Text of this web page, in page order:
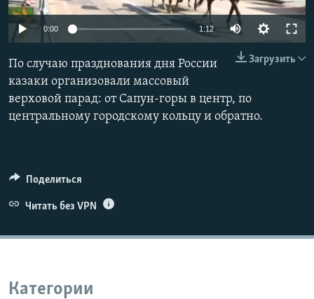
ПОБЕДИТЕЛЕЙ НЕ СУДЯТ?
КРЫМ.НЕПОКОРЕННЫЙ
ELIFBE
УКРАИНСКАЯ ПРОБЛЕМА КРЫМА
ПРИСОЕДИНЯЙТЕСЬ!
Все сайты RFE/RL
0:00 1:12
Загрузить
По случаю празднования дня России
казаки организовали массовый
верховой парад: от Сапун-горы в центр, по
центральному городскому кольцу и обратно.
Поделиться
Читать без VPN
Категории